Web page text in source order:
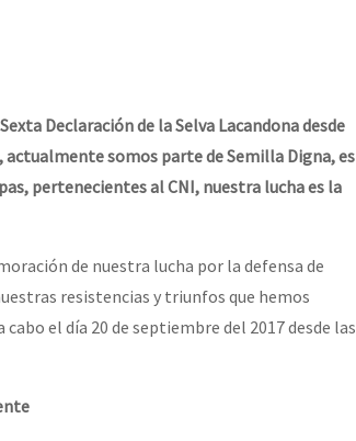
a justiça e a dignidade
Declaración de la Selva Lacandona desde
somos parte de Semilla Digna, es
pertenecientes al CNI, nuestra lucha es la
de nuestra lucha por la defensa de
resistencias y triunfos que hemos
el día 20 de septiembre del 2017 desde las